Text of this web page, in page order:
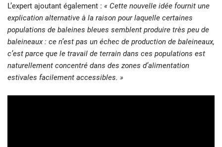
L’expert ajoutant également : « Cette nouvelle idée fournit une
explication alternative à la raison pour laquelle certaines
populations de baleines bleues semblent produire très peu de
baleineaux : ce n’est pas un échec de production de baleineaux,
c’est parce que le travail de terrain dans ces populations est
naturellement concentré dans des zones d’alimentation
estivales facilement accessibles. »